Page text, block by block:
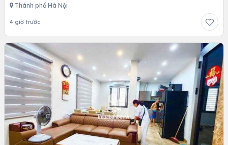
Thành phố Hà Nội
4 giờ trước